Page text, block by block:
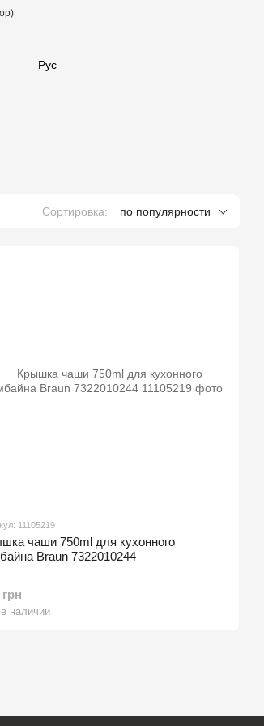
Рус
Сортировка: по популярности
11105219
чаши 750ml для кухонного
Braun 7322010244
наличии